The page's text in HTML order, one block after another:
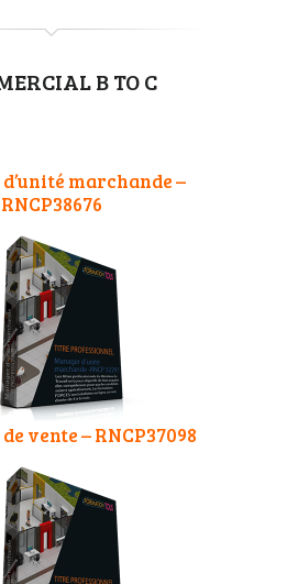
B TO C
marchande –
RNCP38676
vente – RNCP37098